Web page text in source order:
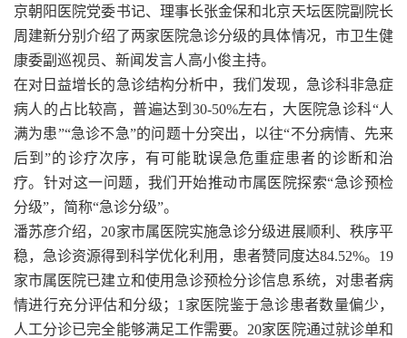
京朝阳医院党委书记、理事长张金保和北京天坛医院副院长
周建新分别介绍了两家医院急诊分级的具体情况，市卫生健
康委副巡视员、新闻发言人高小俊主持。
在对日益增长的急诊结构分析中，我们发现，急诊科非急症
病人的占比较高，普遍达到30-50%左右，大医院急诊科“人
满为患”“急诊不急”的问题十分突出，以往“不分病情、先来
后到”的诊疗次序，有可能耽误急危重症患者的诊断和治
疗。针对这一问题，我们开始推动市属医院探索“急诊预检
分级”，简称“急诊分级”。
潘苏彦介绍，20家市属医院实施急诊分级进展顺利、秩序平
稳，急诊资源得到科学优化利用，患者赞同度达84.52%。19
家市属医院已建立和使用急诊预检分诊信息系统，对患者病
情进行充分评估和分级；1家医院鉴于急诊患者数量偏少，
人工分诊已完全能够满足工作需要。20家医院通过就诊单和